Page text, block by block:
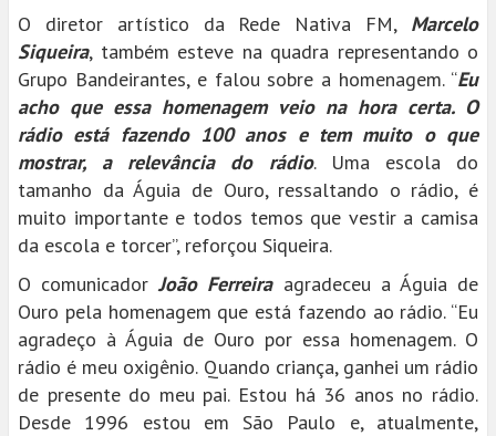
O diretor artístico da Rede Nativa FM, Marcelo
Siqueira, também esteve na quadra representando o
Grupo Bandeirantes, e falou sobre a homenagem. “Eu
acho que essa homenagem veio na hora certa. O
rádio está fazendo 100 anos e tem muito o que
mostrar, a relevância do rádio. Uma escola do
tamanho da Águia de Ouro, ressaltando o rádio, é
muito importante e todos temos que vestir a camisa
da escola e torcer”, reforçou Siqueira.
O comunicadorJoão Ferreiraagradeceu a Águia de
Ouro pela homenagem que está fazendo ao rádio. “Eu
agradeço à Águia de Ouro por essa homenagem. O
rádio é meu oxigênio. Quando criança, ganhei um rádio
de presente do meu pai. Estou há 36 anos no rádio.
Desde 1996 estou em São Paulo e, atualmente,